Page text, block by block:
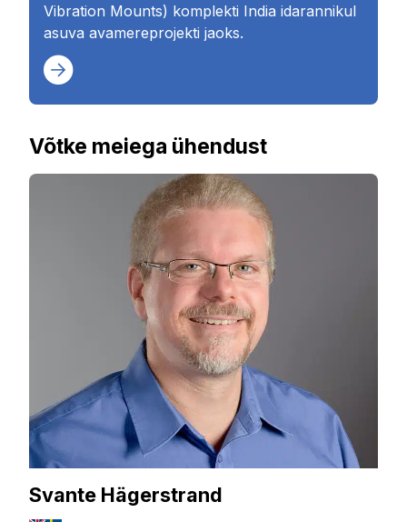
Vibration Mounts) komplekti India idarannikul
asuva avamereprojekti jaoks.
Võtke meiega ühendust
Svante Hägerstrand